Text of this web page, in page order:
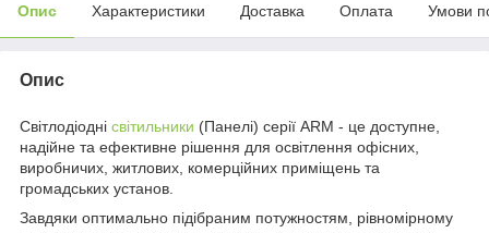
Опис Характеристики Доставка Оплата Умови
Опис
Світлодіодні світильники (Панелі) серії ARM - це доступне,
надійне та ефективне рішення для освітлення офісних,
виробничих, житлових, комерційних приміщень та
громадських установ.
Завдяки оптимально підібраним потужностям, рівномірному